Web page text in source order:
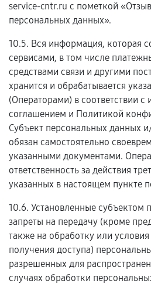
service-cntr.ru с пометкой
персональных данных».
10.5. Вся информация, которая
сервисами, в том числе
средствами связи и другими
хранится и обрабатывается
(Операторами) в соответствии с
соглашением и Политикой
Субъект персональных данных
обязан самостоятельно
указанными документами.
ответственность за действия
указанных в настоящем пункте
10.6. Установленные субъектом
запреты на передачу (кроме
также на обработку или
получения доступа)
разрешенных для
случаях обработки